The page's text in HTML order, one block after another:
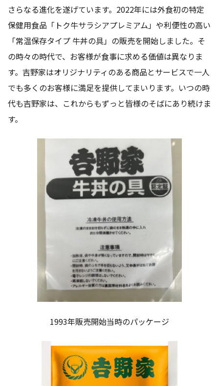
さらなる進化を遂げています。2022年には外食初の特定
保健用食品「トク牛サラシアプレミアム」や利便性の高い
「常温保存タイプ 牛丼の具」の販売を開始しました。そ
の時々の時代で、お客様が食事に求める価値は異なりま
す。吉野家はオリジナリティのある商品とサービスで一人
でも多くのお客様に満足を提供してまいります。いつの時
代も吉野家は、これからもずっと皆様のそばにあり続けま
す。
1993年販売開始当時のパッケージ